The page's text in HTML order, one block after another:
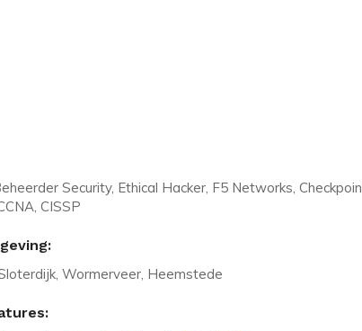
Security, Ethical Hacker, F5 Networks,
CISSP
Wormerveer, Heemstede